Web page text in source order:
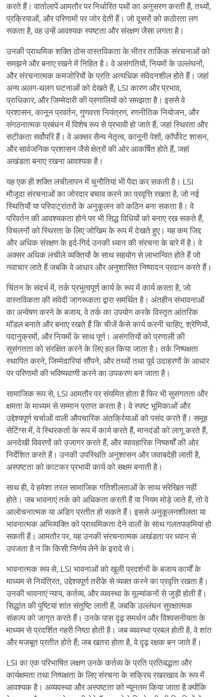
करते हैं। वार्तालापें आमतौर पर निर्धारित पथों का अनुसरण करती हैं, तथ्यों,
प्रक्रियाओं, और परिणामों पर जोर देती हैं। जो दूसरों को कठोरता लग
सकता है, वह उन्हें आवश्यक स्पष्टता और संरक्षण जैसा लगता है।
उनकी प्राथमिक शक्ति ठोस वास्तविकता के भीतर तार्किक संरचनाओं को
समझने और बनाए रखने में निहित है। वे असंगतियों, नियमों के उल्लंघनों,
और संरचनात्मक कमजोरियों के प्रति अत्यधिक संवेदनशील होते हैं। जहां
अन्य अलग-थलग घटनाओं को देखते हैं, LSI कारण और प्रभाव,
प्राधिकार, और जिम्मेदारी की प्रणालियों को समझता है। इससे वे
प्रशासन, कानून प्रवर्तन, गुणवत्ता नियंत्रण, रणनीतिक नियोजन, और
संगठनात्मक प्रबंधन में विशेष रूप से प्रभावी हो जाते हैं, जहां स्थिरता और
सटीकता सर्वोपरि हैं। वे अक्सर सैन्य नेतृत्व, कानूनी पेशों, कॉर्पोरेट शासन,
और सार्वजनिक प्रशासन जैसे क्षेत्रों की ओर आकर्षित होते हैं, जहां
अखंडता बनाए रखना आवश्यक है।
यह एक ही शक्ति लचीलापन में चुनौतियां भी पैदा कर सकती है। LSI
मौजूदा संरचनाओं का जोरदार बचाव करने का प्रवृत्ति रखता है, जो नई
स्थितियों या परिपाट्रांतरों के अनुकूलन को कठिन बना सकता है। वे
परिवर्तन की आवश्यकता होने पर भी सिद्ध विधियों को बनाए रख सकते हैं,
विचलनों को स्थिरता के लिए जोखिम के रूप में देखते हुए। यह कम जिद्द
और अधिक संरक्षण के इर्द-गिर्द उनकी ध्यान की संरचना के बारे में है। वे
अक्सर अधिक लचीले व्यक्तियों के साथ सहयोग से लाभान्वित होते हैं जो
नवाचार लाते हैं जबकि वे आधार और अनुशासित निष्पादन प्रदान करते हैं।
चिंतन के संदर्भ में, तर्क प्रभुत्वपूर्ण कार्य के रूप में कार्य करता है, जो
वास्तविकता की संवेदी जागरूकता द्वारा समर्थित है। अंतहीन संभावनाओं
का अन्वेषण करने के बजाय, वे तर्क का उपयोग करके विस्तृत आंतरिक
मॉडल बनाते और बनाए रखते हैं कि चीजें कैसे कार्य करनी चाहिए, श्रेणियों,
पदानुक्रमों, और नियमों के साथ पूर्ण। असंगतियों को प्रणाली की
सुसंगतता को संरक्षित करने के लिए हल किया जाता है। तर्क निष्पक्षता
स्थापित करने, जिम्मेदारियां सौंपने, और तथ्यों तथा पूर्व उदाहरणों के आधार
पर परिणामों की भविष्यवाणी करने का उपकरण बन जाता है।
सामाजिक रूप से, LSI आमतौर पर संयमित होता है फिर भी सुसंगतता और
क्षमता के माध्यम से सम्मान प्राप्त करता है। वे स्पष्ट भूमिकाओं और
उद्देश्यपूर्ण चर्चाओं वाली औपचारिक अंतर्क्रियाओं को पसंद करते हैं। समूह
सेटिंग्स में, वे स्थिरकर्ता के रूप में कार्य करते हैं, मानदंडों को लागू करते हैं,
अनदेखी विवरणों को उजागर करते हैं, और व्यावहारिक निष्कर्षों की ओर
निर्देशित करते हैं। उनकी उपस्थिति अनुशासन और जवाबदेही लाती है,
अस्पष्टता को काटकर प्रभावी कार्य को सक्षम बनाती है।
साथ ही, वे हमेशा तरल सामाजिक गतिशीलताओं के साथ संरेखित नहीं
होते। जब भावनाएं तर्क को अधिकता करती हैं या नियम मोड़े जाते हैं, तो वे
आलोचनात्मक या अडिग प्रतीत हो सकते हैं। इससे अनुकूलनशीलता या
भावनात्मक अभिव्यक्ति को प्राथमिकता देने वालों के साथ गलतफहमियां हो
सकती हैं। आमतौर पर, यह उनकी संरचनात्मक अखंडता पर ध्यान से
उपजता है न कि किसी निर्णय लेने के इरादे से।
भावनात्मक रूप से, LSI भावनाओं को खुली प्रदर्शनों के बजाय कार्यों के
माध्यम से नियंत्रित, उद्देश्यपूर्ण तरीके से व्यक्त करने का प्रवृत्ति रखता है।
उनकी भावनाएं न्याय, कर्तव्य, और व्यवस्था के मूल्यांकनों से जुड़ी होती हैं।
सिद्धांत की पुष्टियां शांत संतुष्टि लाती हैं, जबकि उल्लंघन सुरक्षात्मक
संकल्प को जागृत करते हैं। उनके पास दृढ़ समर्थन और विश्वसनीयता के
माध्यम से प्रदर्शित गहरी निष्ठा होती है। जब व्यवस्था प्रबल होती है, वे शांत
और मजबूत प्रतीत होते हैं; जब खतरा होता है, वे दृढ़ रक्षक बन जाते हैं।
LSI का एक परिभाषित लक्षण उनके कर्तव्य के प्रति प्रतिबद्धता और
कार्यक्षमता तथा निष्पक्षता के लिए संरचना के सक्रिय रखरखाव के रूप में
आवश्यक है। अव्यवस्था और अस्पष्टता को न्यूनतम किया जाता है क्योंकि